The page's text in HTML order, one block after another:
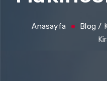
Anasayfa Blog /